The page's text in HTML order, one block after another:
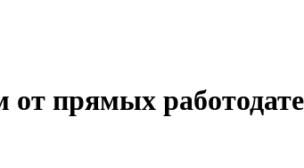
от прямых